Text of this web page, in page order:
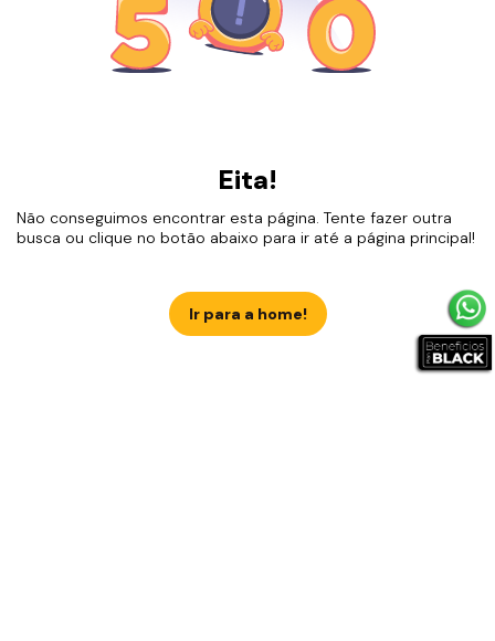
Eita!
Não conseguimos encontrar esta página. Tente fazer outra
busca ou clique no botão abaixo para ir até a página principal!
Ir para a home!